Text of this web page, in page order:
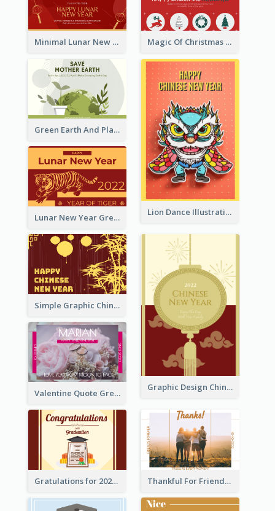
Minimal Lunar New Year Celebration Greeting Card Magic Of Christmas Holidays Greeting Card
Green Earth And Plants Illustrations Greeting Card
Lion Dance Illustration Photo Greeting Card
Lunar New Year Greeting Card With Tiger Illustration
Simple Graphic Chinese New Year In Red And Yellow
Graphic Design Chinese New Year Greeting Card With Decorations
Valentine Quote Greeting Card
Gratulations for 2020 Graduation Greeting Card Thankful For Friendship Greeting Card